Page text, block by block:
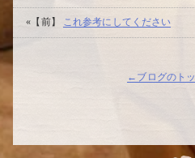
«【前】 これ参考にしてください
←ブログのト